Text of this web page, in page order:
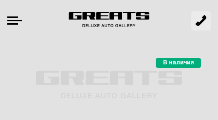
В наличии